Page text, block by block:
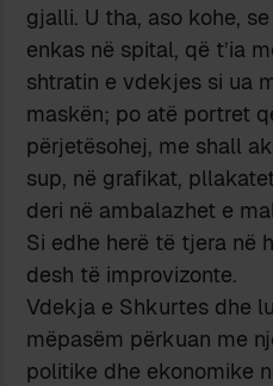
gjalli. U tha, aso kohe,
enkas në spital, që t’ia
shtratin e vdekjes si ua
maskën; po atë portret
përjetësohej, me shall
sup, në grafikat,
deri në ambalazhet e
Si edhe herë të tjera në
desh të improvizonte.
Vdekja e Shkurtes dhe
mëpasëm përkuan me
politike dhe ekonomike